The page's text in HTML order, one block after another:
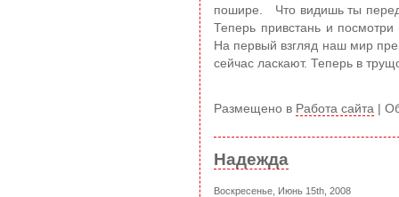
пошире. Что видишь ты
Теперь привстань и
На первый взгляд наш мир
сейчас ласкают. Теперь в
Размещено в Работа сайта
Надежда
Воскресенье, Июнь 15th, 2008